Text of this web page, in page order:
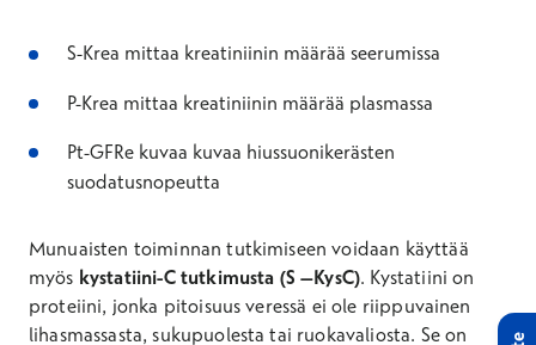
S-Krea mittaa kreatiniinin määrää seerumissa
P-Krea mittaa kreatiniinin määrää plasmassa
Pt-GFRe kuvaa kuvaa hiussuonikerästen
suodatusnopeutta
Munuaisten toiminnan tutkimiseen voidaan käyttää
myös kystatiini-C tutkimusta (S –KysC). Kystatiini on
proteiini, jonka pitoisuus veressä ei ole riippuvainen
lihasmassasta, sukupuolesta tai ruokavaliosta. Se on